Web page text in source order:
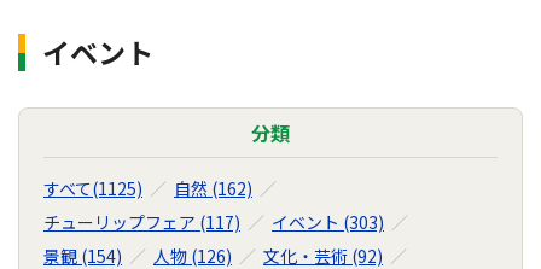
イベント
分類
すべて(1125)
自然 (162)
チューリップフェア (117)
イベント (303)
景観 (154)
人物 (126)
文化・芸術 (92)